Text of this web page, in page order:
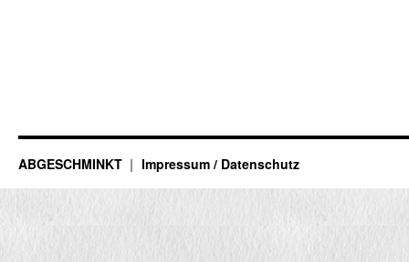
ABGESCHMINKT Impressum / Datenschutz